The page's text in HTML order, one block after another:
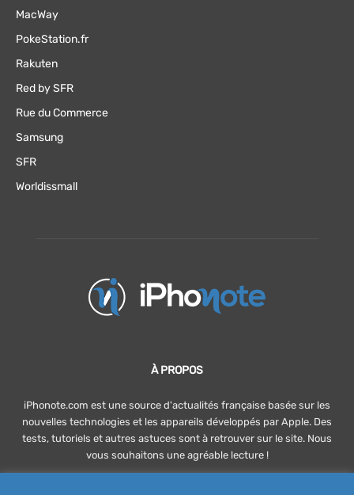
MacWay
PokeStation.fr
Rakuten
Red by SFR
Rue du Commerce
Samsung
SFR
Worldissmall
À PROPOS
iPhonote.com est une source d'actualités française basée sur les
nouvelles technologies et les appareils développés par Apple. Des
tests, tutoriels et autres astuces sont à retrouver sur le site. Nous
vous souhaitons une agréable lecture !